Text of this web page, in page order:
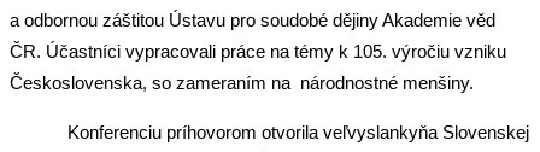
a odbornou záštitou Ústavu pro soudobé dějiny Akademie věd
ČR. Účastníci vypracovali práce na témy k 105. výročiu vzniku
Československa, so zameraním na národnostné menšiny.
Konferenciu príhovorom otvorila veľvyslankyňa Slovenskej